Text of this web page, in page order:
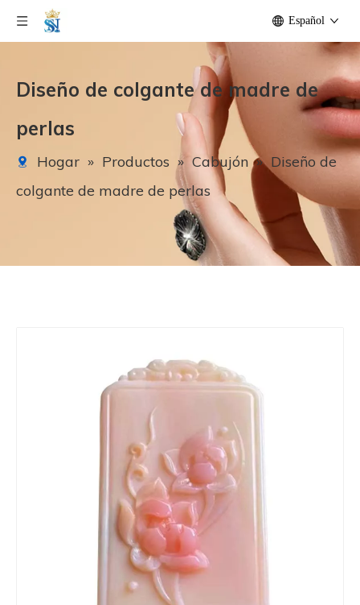
Español
Diseño de colgante de madre de
perlas
Hogar » Productos » Cabujón » Diseño de
colgante de madre de perlas